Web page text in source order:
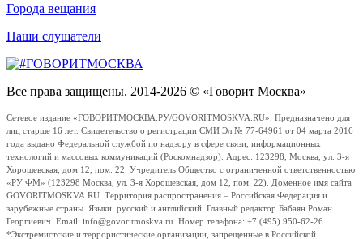
Города вещания
Наши слушатели
Все права защищены. 2014-2026 © «Говорит Москва»
Сетевое издание «ГОВОРИТМОСКВА.РУ/GOVORITMOSKVA.RU». Предназначено для
лиц старше 16 лет. Свидетельство о регистрации СМИ Эл № 77-64961 от 04 марта 2016
года выдано Федеральной службой по надзору в сфере связи, информационных
технологий и массовых коммуникаций (Роскомнадзор). Адрес: 123298, Москва, ул. 3-я
Хорошевская, дом 12, пом. 22. Учредитель Общество с ограниченной ответственностью
«РУ ФМ» (123298 Москва, ул. 3-я Хорошевская, дом 12, пом. 22). Доменное имя сайта
GOVORITMOSKVA.RU. Территория распространения – Российская Федерация и
зарубежные страны. Языки: русский и английский. Главный редактор Бабаян Роман
Георгиевич. Email: info@govoritmoskva.ru. Номер телефона: +7 (495) 950-62-26
*Экстремистские и террористические организации, запрещенные в Российской